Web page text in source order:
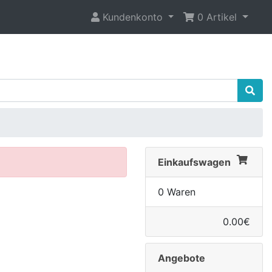
Kundenkonto 0 Artikel
Einkaufswagen
0 Waren
0.00€
Angebote